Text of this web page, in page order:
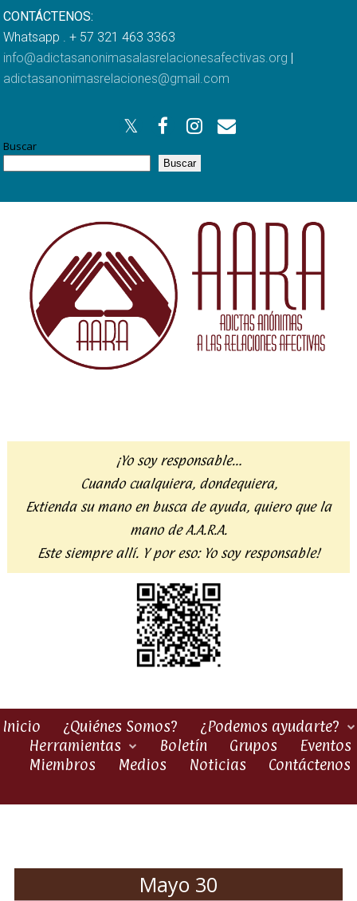
CONTÁCTENOS:
Whatsapp . + 57 321 463 3363
info@adictasanonimasalasrelacionesafectivas.org |
adictasanonimasrelaciones@gmail.com
Buscar
Buscar
¡Yo soy responsable…
Cuando cualquiera, dondequiera,
Extienda su mano en busca de ayuda, quiero que la
mano de A.A.R.A.
Este siempre allí. Y por eso: Yo soy responsable!
Inicio ¿Quiénes Somos?
¿Podemos ayudarte?
Herramientas
Boletín Grupos
Eventos
Miembros
Medios Noticias Contáctenos
Mayo 30